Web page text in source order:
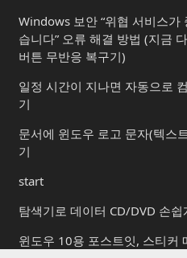
Windows 보안 “위협 서비스가
습니다” 오류 해결 방법 (지금
버튼 무반응 복구기)
일정 시간이 지나면 자동으로
기
문서에 윈도우 로고 문자(텍스
기
start
탐색기로 데이터 CD/DVD 손쉽
윈도우 10용 포스트잇, 스티커